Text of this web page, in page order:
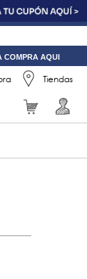
COMPRA AQUI
Tiendas